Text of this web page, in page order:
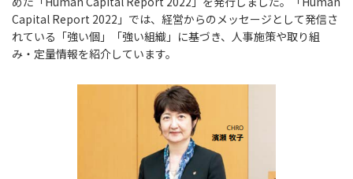
Capital Report 2022」では、経営からのメッセージとして発信さ
れている「強い個」「強い組織」に基づき、人事施策や取り組
み・定量情報を紹介しています。